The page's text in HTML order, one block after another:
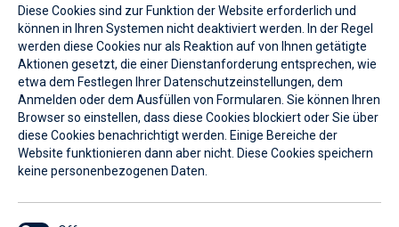
uns Leistungen Gallery Standort FAQ Boots-
Entdecken Sie die Marina Baotić
Diese Cookies sind zur Funktion der Website erforderlich und
können in Ihren Systemen nicht deaktiviert werden. In der Regel
werden diese Cookies nur als Reaktion auf von Ihnen getätigte
Aktionen gesetzt, die einer Dienstanforderung entsprechen, wie
etwa dem Festlegen Ihrer Datenschutzeinstellungen, dem
Anmelden oder dem Ausfüllen von Formularen. Sie können Ihren
Browser so einstellen, dass diese Cookies blockiert oder Sie über
diese Cookies benachrichtigt werden. Einige Bereiche der
Website funktionieren dann aber nicht. Diese Cookies speichern
keine personenbezogenen Daten.